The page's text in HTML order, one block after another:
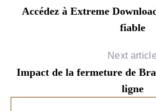
Accédez à Extreme
fiable
Next article
Impact de la fermeture de
ligne